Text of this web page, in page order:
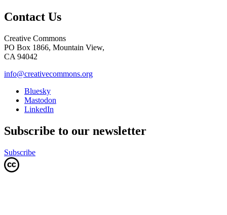
Contact Us
Creative Commons
PO Box 1866, Mountain View,
CA 94042
info@creativecommons.org
Bluesky
Mastodon
LinkedIn
Subscribe to our newsletter
Subscribe